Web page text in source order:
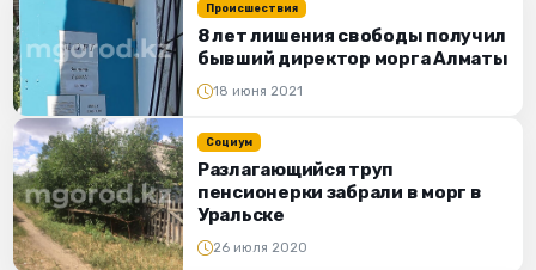
Происшествия
8 лет лишения свободы получил
бывший директор морга Алматы
18 июня 2021
Социум
Разлагающийся труп
пенсионерки забрали в морг в
Уральске
26 июля 2020